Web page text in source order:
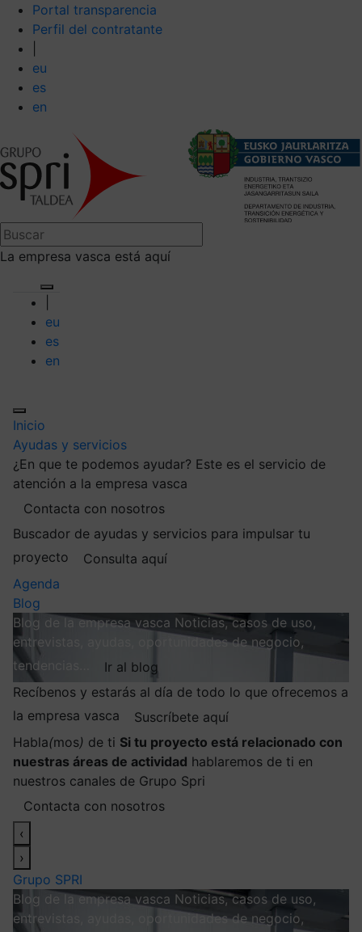
Portal transparencia
Perfil del contratante
eu
es
en
La empresa vasca está aquí
eu
es
en
Inicio
Ayudas y servicios
¿En que te podemos ayudar? Este es el servicio de
atención a la empresa vasca
Contacta con nosotros
Buscador de ayudas y servicios para impulsar tu
proyecto
Consulta aquí
Agenda
Blog
Blog de la empresa vasca Noticias, casos de uso,
entrevistas, ayudas, oportunidades de negocio,
tendencias…
Ir al blog
Recíbenos y estarás al día de todo lo que ofrecemos a
la empresa vasca
Suscríbete aquí
Habla(mos) de ti Si tu proyecto está relacionado con
nuestras áreas de actividad hablaremos de ti en
nuestros canales de Grupo Spri
Contacta con nosotros
‹
›
Grupo SPRI
Blog de la empresa vasca Noticias, casos de uso,
entrevistas, ayudas, oportunidades de negocio,